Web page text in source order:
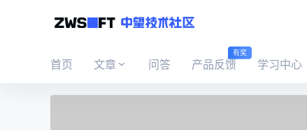
首页 文章 问答 产品反馈
有奖
学习中心